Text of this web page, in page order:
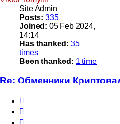
Site Admin
Posts: 335
Joined: 05 Feb 2024,
14:14
Has thanked: 35
times
Been thanked: 1 time
Re: Обменники